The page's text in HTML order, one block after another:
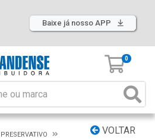
Baixe já nosso APP
0
VOLTAR
PRESERVATIVO